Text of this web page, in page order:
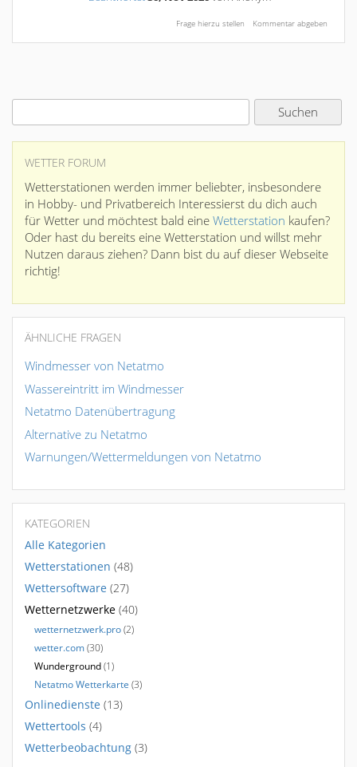
WETTER FORUM
Wetterstationen werden immer beliebter, insbesondere
in Hobby- und Privatbereich Interessierst du dich auch
für Wetter und möchtest bald eine Wetterstation kaufen?
Oder hast du bereits eine Wetterstation und willst mehr
Nutzen daraus ziehen? Dann bist du auf dieser Webseite
richtig!
ÄHNLICHE FRAGEN
Windmesser von Netatmo
Wassereintritt im Windmesser
Netatmo Datenübertragung
Alternative zu Netatmo
Warnungen/Wettermeldungen von Netatmo
KATEGORIEN
Alle Kategorien
Wetterstationen (48)
Wettersoftware (27)
Wetternetzwerke (40)
wetternetzwerk.pro(2)
wetter.com(30)
Wunderground(1)
Netatmo Wetterkarte (3)
Onlinedienste (13)
Wettertools (4)
Wetterbeobachtung (3)